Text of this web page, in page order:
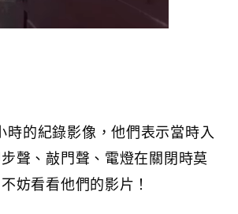
的紀錄影像，他們表示當時入
聲、敲門聲、電燈在關閉時莫
妨看看他們的影片！